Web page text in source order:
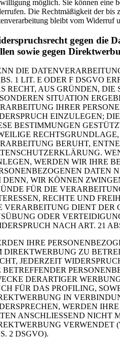
möglich. Sie können eine
Die Rechtmäßigkeit der bis
bleibt vom Widerruf
gegen die
sowie gegen
DIE
1 LIT. E ODER F DSGVO
RECHT, AUS GRÜNDEN, DIE
SITUATION
IHRER
EINZULEGEN;
BESTIMMUNGEN
BERUHT,
WERDEN WIR IHRE
DATEN
DENN, WIR KÖNNEN
FÜR DIE
RECHTE UND
VERARBEITUNG DIENT DER
ODER
NACH ART. 21
IHRE
DIREKTWERBUNG ZU
JEDERZEIT
BETREFFENDER
DERARTIGER
FÜR DAS PROFILING,
IN
WERDEN
ANSCHLIESSEND NICHT
VERWENDET
2 DSGVO).